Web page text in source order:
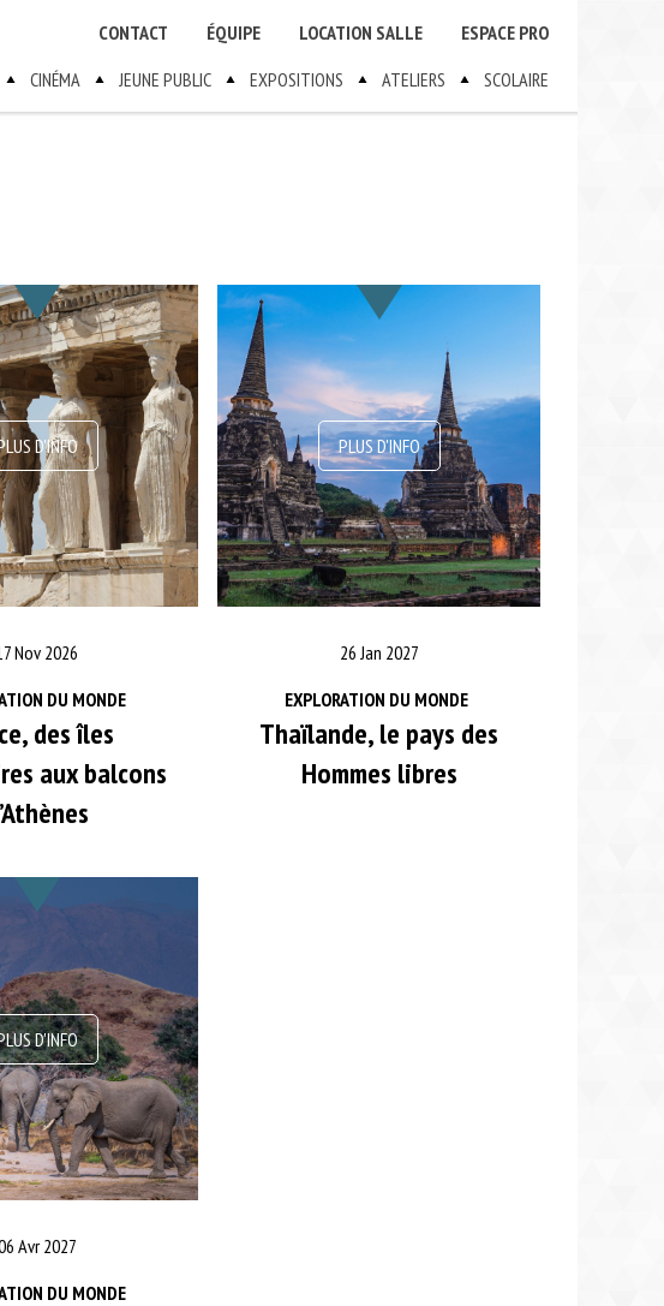
CONTACT ÉQUIPE LOCATION SALLE
ESPACE PRO
CINÉMA JEUNE PUBLIC EXPOSITIONS ATELIERS SCOLAIRE
Nov 2026
DU MONDE
des îles
aux balcons
26 Jan 2027
EXPLORATION DU MONDE
Thaïlande, le pays des
Hommes libres
Avr 2027
DU MONDE